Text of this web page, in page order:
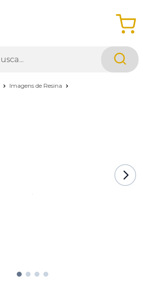
Imagens de Resina